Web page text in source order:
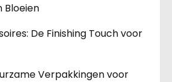
Bloeien
De Finishing Touch voor
Verpakkingen voor